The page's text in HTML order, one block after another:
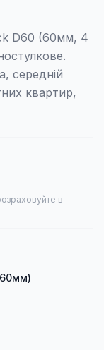
D60 (60мм, 4
середній
квартир,
в